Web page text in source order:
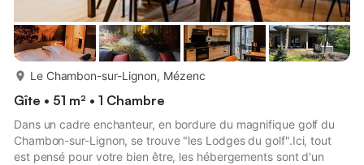
Le Chambon-sur-Lignon, Mézenc
Gîte • 51 m² • 1 Chambre
Dans un cadre enchanteur, en bordure du magnifique golf du
Chambon-sur-Lignon, se trouve "les Lodges du golf".Ici, tout
est pensé pour votre bien être, les hébergements sont d'un